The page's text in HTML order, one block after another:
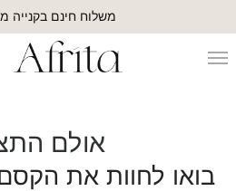
משלוח חינם בקנייה מעל
אולם
בואו לחוות את